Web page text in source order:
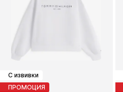
С извивки
ПРОМОЦИЯ